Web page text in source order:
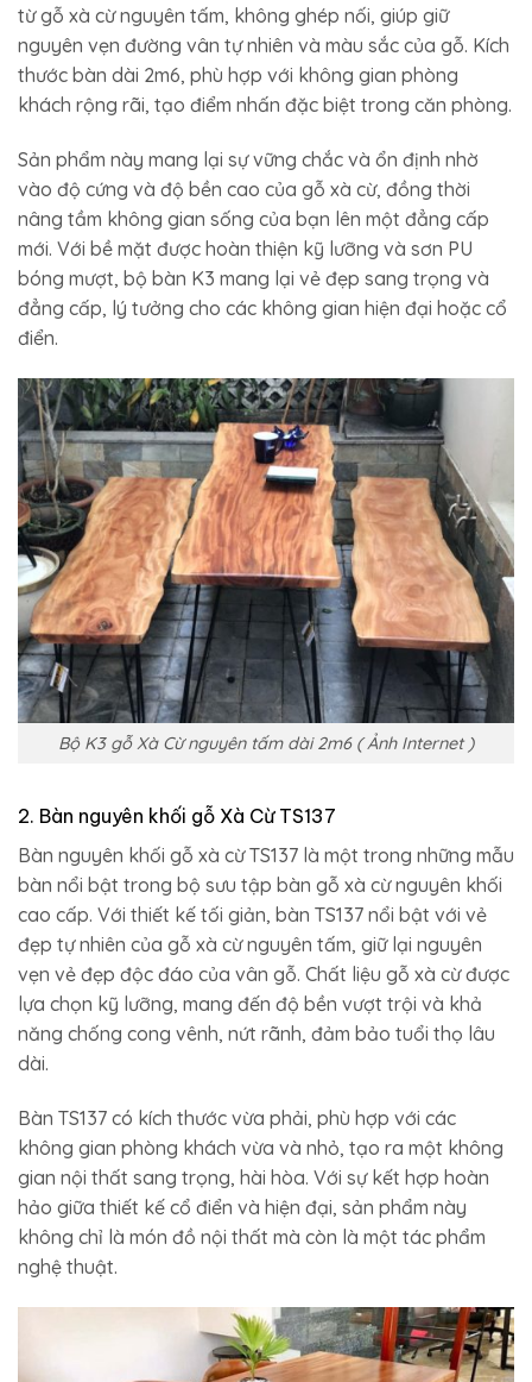
từ gỗ xà cừ nguyên tấm, không ghép nối, giúp giữ
nguyên vẹn đường vân tự nhiên và màu sắc của gỗ. Kích
thước bàn dài 2m6, phù hợp với không gian phòng
khách rộng rãi, tạo điểm nhấn đặc biệt trong căn phòng.
Sản phẩm này mang lại sự vững chắc và ổn định nhờ
vào độ cứng và độ bền cao của gỗ xà cừ, đồng thời
nâng tầm không gian sống của bạn lên một đẳng cấp
mới. Với bề mặt được hoàn thiện kỹ lưỡng và sơn PU
bóng mượt, bộ bàn K3 mang lại vẻ đẹp sang trọng và
đẳng cấp, lý tưởng cho các không gian hiện đại hoặc cổ
điển.
Bộ K3 gỗ Xà Cừ nguyên tấm dài 2m6 ( Ảnh Internet )
2. Bàn nguyên khối gỗ Xà Cừ TS137
Bàn nguyên khối gỗ xà cừ TS137 là một trong những mẫu
bàn nổi bật trong bộ sưu tập bàn gỗ xà cừ nguyên khối
cao cấp. Với thiết kế tối giản, bàn TS137 nổi bật với vẻ
đẹp tự nhiên của gỗ xà cừ nguyên tấm, giữ lại nguyên
vẹn vẻ đẹp độc đáo của vân gỗ. Chất liệu gỗ xà cừ được
lựa chọn kỹ lưỡng, mang đến độ bền vượt trội và khả
năng chống cong vênh, nứt rãnh, đảm bảo tuổi thọ lâu
dài.
Bàn TS137 có kích thước vừa phải, phù hợp với các
không gian phòng khách vừa và nhỏ, tạo ra một không
gian nội thất sang trọng, hài hòa. Với sự kết hợp hoàn
hảo giữa thiết kế cổ điển và hiện đại, sản phẩm này
không chỉ là món đồ nội thất mà còn là một tác phẩm
nghệ thuật.